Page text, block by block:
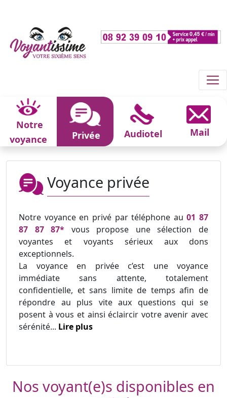
Notre
voyance
Privée Audiotel Mail
Voyance privée
Notre voyance en privé par téléphone au01 87
87 87 87* vous propose une sélection de
voyantes et voyants sérieux aux dons
exceptionnels.
La voyance en privée c’est une voyance
immédiate sans attente, totalement
confidentielle, et sans limite de temps afin de
répondre au plus vite aux questions qui se
posent à vous et ainsi éclaircir votre avenir avec
sérénité... Lire plus
Nos voyant(e)s disponibles en